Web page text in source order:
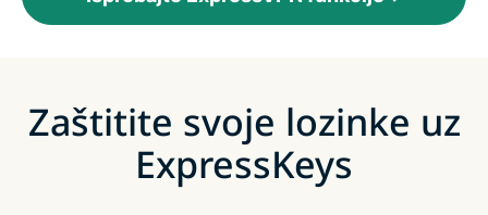
Zaštitite svoje lozinke uz
ExpressKeys